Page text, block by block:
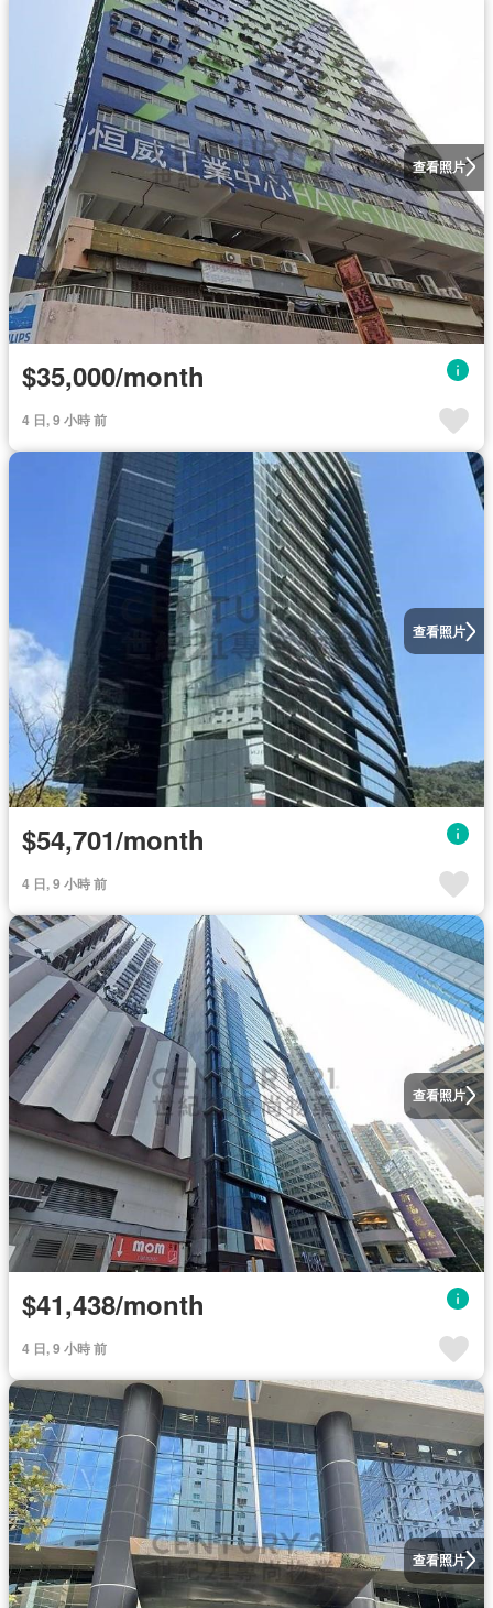
查看照片
$35,000/month
4 日, 9 小時 前
查看照片
$54,701/month
4 日, 9 小時 前
查看照片
$41,438/month
4 日, 9 小時 前
查看照片